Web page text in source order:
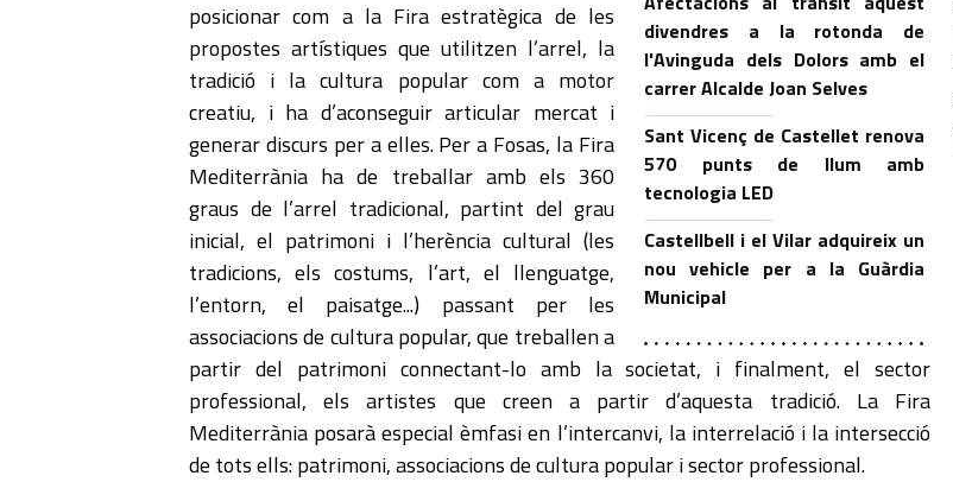
divendres a la rotonda de
l'Avinguda dels Dolors amb el
carrer Alcalde Joan Selves
Sant Vicenç de Castellet renova
570 punts de llum amb
tecnologia LED
Castellbell i el Vilar adquireix un
nou vehicle per a la Guàrdia
Municipal
posicionar com a la Fira estratègica de les
propostes artístiques que utilitzen l’arrel, la
tradició i la cultura popular com a motor
creatiu, i ha d’aconseguir articular mercat i
generar discurs per a elles. Per a Fosas, la Fira
Mediterrània ha de treballar amb els 360
graus de l’arrel tradicional, partint del grau
inicial, el patrimoni i l’herència cultural (les
tradicions, els costums, l’art, el llenguatge,
l’entorn, el paisatge...) passant per les
associacions de cultura popular, que treballen a
partir del patrimoni connectant-lo amb la societat, i finalment, el sector
professional, els artistes que creen a partir d’aquesta tradició. La Fira
Mediterrània posarà especial èmfasi en l’intercanvi, la interrelació i la intersecció
de tots ells: patrimoni, associacions de cultura popular i sector professional.